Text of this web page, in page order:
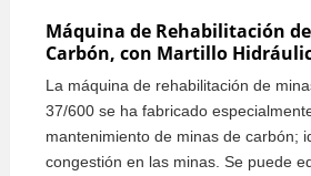
Máquina de Rehabilitación
Carbón, con Martillo
La máquina de rehabilitación de
37/600 se ha fabricado
mantenimiento de minas de carbón;
congestión en las minas. Se puede